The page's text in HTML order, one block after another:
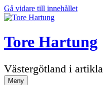
Gå vidare till innehållet
Tore Hartung
Västergötland i
Meny